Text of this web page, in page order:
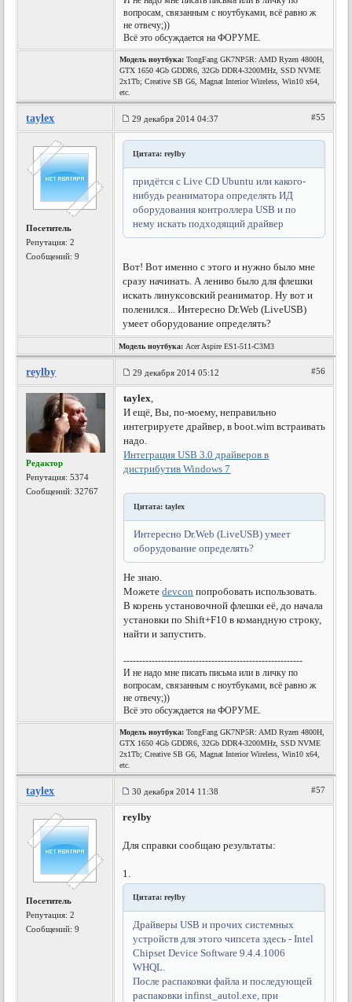
вопросам, связанным с ноутбуками, всё равно ж
не отвечу;))
Всё это обсуждается на ФОРУМЕ.
Модель ноутбука: TongFang GK7NP5R: AMD Ryzen 4800H,
GTX 1650 4Gb GDDR6, 32Gb DDR4-3200MHz, SSD NVME
2x1Tb; Creative SB G6, Magnat Interior Wireless, Win10 x64,
etc.
taylex 29 декабря 2014 04:37 #55
Посетитель
Репутация:2
Сообщений: 9
Цитата: reylby
придётся с Live CD Ubuntu или какого-
нибудь реаниматора определять ИД
оборудования контроллера USB и по
нему искать подходящий драйвер
Вот! Вот именно с этого и нужно было мне
сразу начинать. А лениво было для флешки
искать линуксовский реаниматор. Ну вот и
поленился... Интересно Dr.Web (LiveUSB)
умеет оборудование определять?
Модель ноутбука: Acer Aspire ES1-511-C3M3
reylby 29 декабря 2014 05:12 #56
Редактор
Репутация:5374
Сообщений: 32767
taylex,
И ещё, Вы, по-моему, неправильно
интегрируете драйвер, в boot.wim встраивать
надо.
Интеграция USB 3.0 драйверов в
дистрибутив Windows 7
Цитата: taylex
Интересно Dr.Web (LiveUSB) умеет
оборудование определять?
Не знаю.
Можетеdevcon попробовать использовать.
В корень установочной флешки её, до начала
установки по Shift+F10 в командную строку,
найти и запустить.
---------------------------------------------------------
И не надо мне писать письма или в личку по
вопросам, связанным с ноутбуками, всё равно ж
не отвечу;))
Всё это обсуждается на ФОРУМЕ.
Модель ноутбука: TongFang GK7NP5R: AMD Ryzen 4800H,
GTX 1650 4Gb GDDR6, 32Gb DDR4-3200MHz, SSD NVME
2x1Tb; Creative SB G6, Magnat Interior Wireless, Win10 x64,
etc.
taylex 30 декабря 2014 11:38 #57
Посетитель
Репутация:2
Сообщений: 9
reylby
Для справки сообщаю результаты:
1.
Цитата: reylby
Драйверы USB и прочих системных
устройств для этого чипсета здесь - Intel
Chipset Device Software 9.4.4.1006
WHQL.
После распаковки файла и последующей
распаковки infinst_autol.exe, при